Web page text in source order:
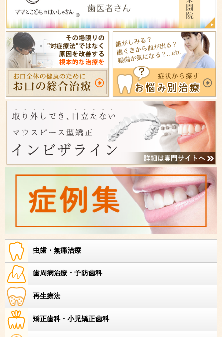
虫歯・無痛治療
歯周病治療・予防歯科
再生療法
矯正歯科・小児矯正歯科